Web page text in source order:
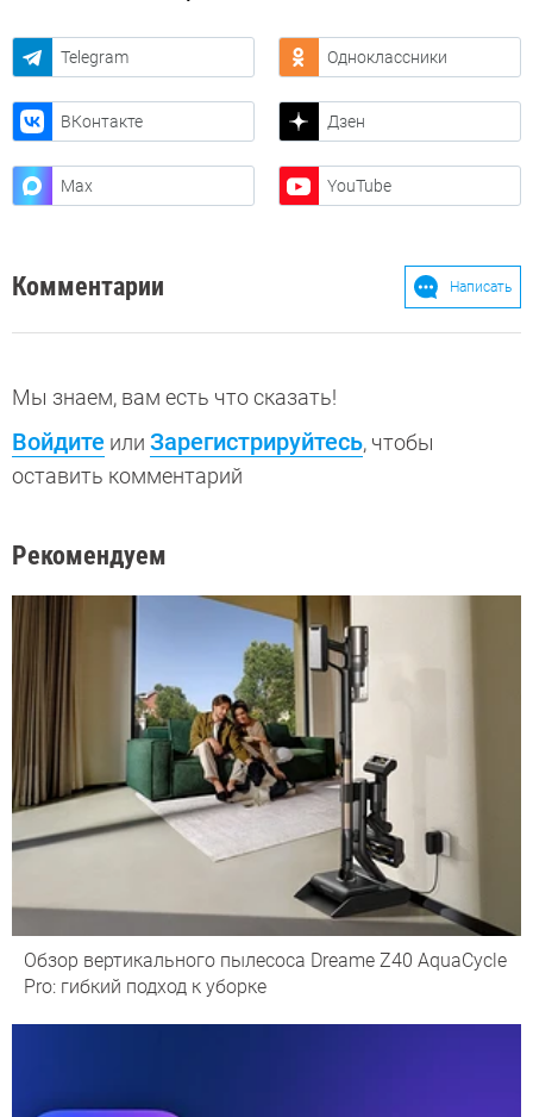
Telegram Одноклассники
ВКонтакте Дзен
Max YouTube
Комментарии Написать
Мы знаем, вам есть что сказать!
Войдите или Зарегистрируйтесь, чтобы
оставить комментарий
Рекомендуем
Обзор вертикального пылесоса Dreame Z40 AquaCycle
Pro: гибкий подход к уборке